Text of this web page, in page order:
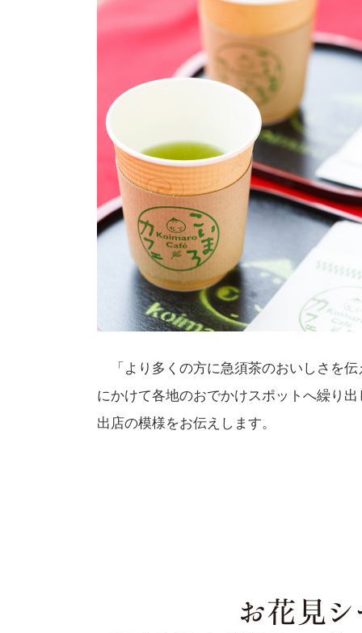
「より多くの方に急須茶のおいしさを
にかけて各地のおでかけスポットへ繰り
出店の模様をお伝えします。